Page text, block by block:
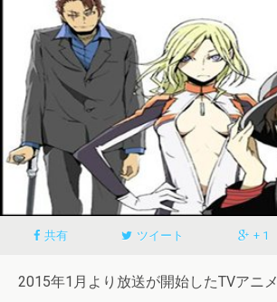
共有 ツイート + 1
2015年1月より放送が開始したTVアニメ